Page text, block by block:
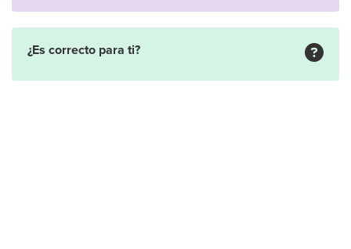
¿Es correcto para ti?